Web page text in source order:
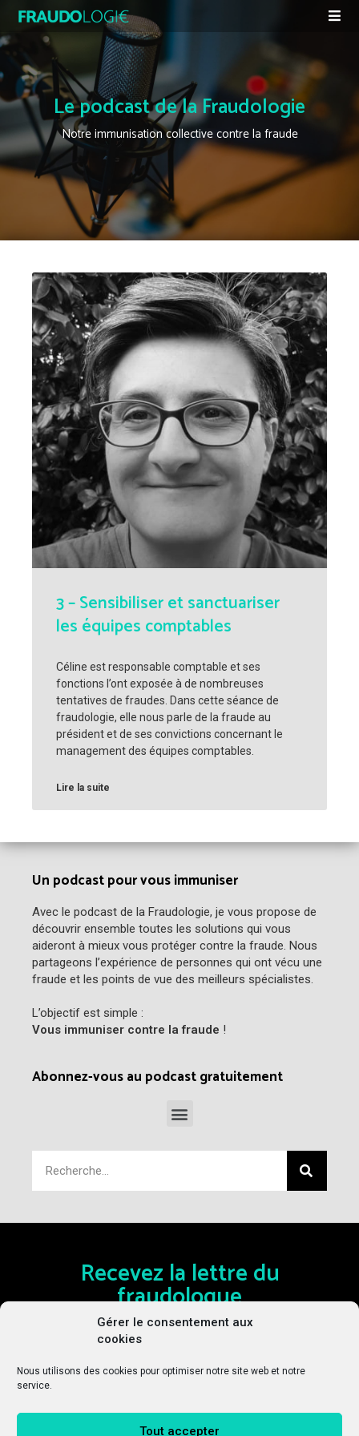
Gérer le consentement aux
cookies
Nous utilisons des cookies pour optimiser notre site web et notre
service.
Tout accepter
Le podcast de la Fraudologie
Notre immunisation collective contre la fraude
3 – Sensibiliser et sanctuariser
les équipes comptables
Céline est responsable comptable et ses
fonctions l’ont exposée à de nombreuses
tentatives de fraudes. Dans cette séance de
fraudologie, elle nous parle de la fraude au
président et de ses convictions concernant le
management des équipes comptables.
Lire la suite
Un podcast pour vous immuniser
Avec le podcast de la Fraudologie, je vous propose de
découvrir ensemble toutes les solutions qui vous
aideront à mieux vous protéger contre la fraude. Nous
partageons l’expérience de personnes qui ont vécu une
fraude et les points de vue des meilleurs spécialistes.
L’objectif est simple :
Vous immuniser contre la fraude !
Abonnez-vous au podcast gratuitement
Recevez la lettre du
fraudologue
Restez en alerte en recevant les dernières actualités sur
la fraude et le risque cyber toutes les deux semaines